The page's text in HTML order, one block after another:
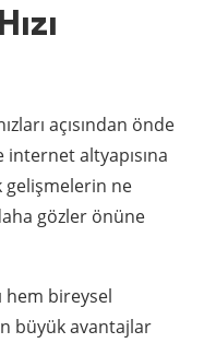
açısından önde
internet altyapısına
gelişmelerin ne
gözler önüne
hem bireysel
büyük avantajlar